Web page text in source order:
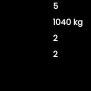
5
1040 kg
2
2